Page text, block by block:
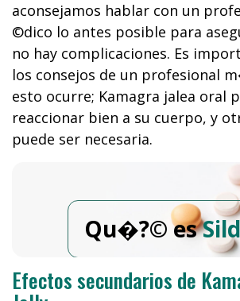
aconsejamos hablar con un
©dico lo antes posible para
no hay complicaciones. Es
los consejos de un profesional
esto ocurre; Kamagra jalea oral
reaccionar bien a su cuerpo, y
puede ser necesaria.
Qu�?© es
Efectos secundarios de